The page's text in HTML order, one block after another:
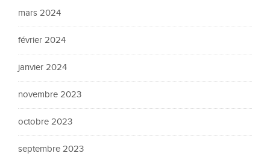
mars 2024
février 2024
janvier 2024
novembre 2023
octobre 2023
septembre 2023